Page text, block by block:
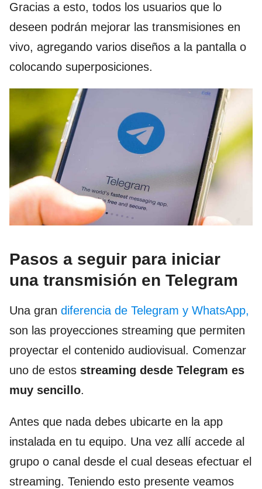
Gracias a esto, todos los usuarios que lo
deseen podrán mejorar las transmisiones en
vivo, agregando varios diseños a la pantalla o
colocando superposiciones.
Pasos a seguir para iniciar
una transmisión en Telegram
Una gran diferencia de Telegram y WhatsApp,
son las proyecciones streaming que permiten
proyectar el contenido audiovisual. Comenzar
uno de estos streaming desde Telegram es
muy sencillo.
Antes que nada debes ubicarte en la app
instalada en tu equipo. Una vez allí accede al
grupo o canal desde el cual deseas efectuar el
streaming. Teniendo esto presente veamos